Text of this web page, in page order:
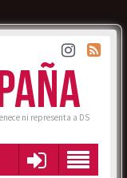
ni representa a DS